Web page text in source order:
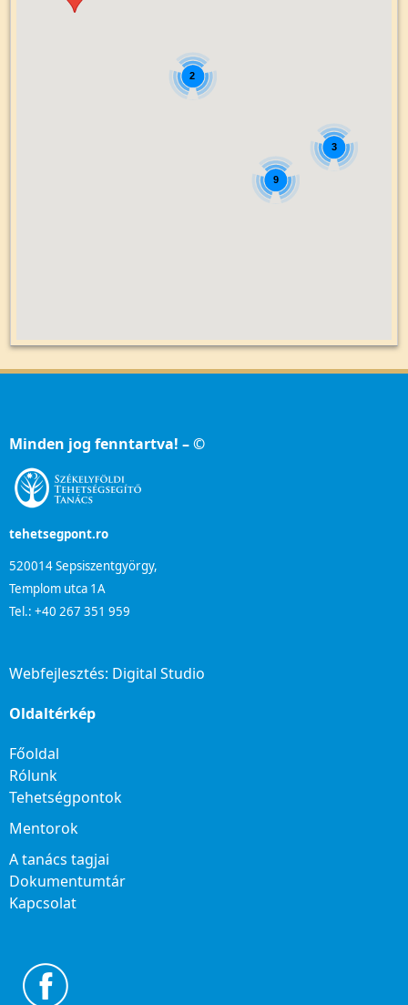
9
3
2
Minden jog fenntartva! – ©
tehetsegpont.ro
520014 Sepsiszentgyörgy,
Templom utca 1A
Tel.: +40 267 351 959
Webfejlesztés: Digital Studio
Oldaltérkép
Főoldal
Rólunk
Tehetségpontok
Mentorok
A tanács tagjai
Dokumentumtár
Kapcsolat